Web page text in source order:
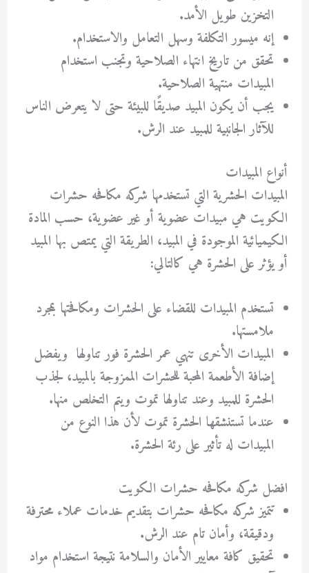
التخزين طويل الأمد.
إنه ميسور التكلفة وسهل التعامل والاستخدام.
تحقق من تاريخ انتهاء الصلاحية وتجنب استخدام
المبيدات منتهية الصلاحية.
يجب أن يكون المبيد صديقًا للبيئة حتى لا يتعرض الناس
للآثار الجانبية للمبيد عند الرش.
أنواع المبيدات
المبيدات الحشرية التي تستخدمها شركه مكافحه حشرات
الكويت هي مبيدات عضوية أو غير عضوية، حسب المادة
الكيميائية الموجودة في المبيد، الطريقة التي يمتص بها المبيد
أو يؤثر على الحشرة هي كالتالي:
تستخدم المبيدات للقضاء على الحشرات ومكافحتها بمجرد
ملامستها.
المبيدات الأخرى تنهي عمر الحشرة فور تناولها ويفضل
إضافة الأطعمة المحبة للحشرات الممزوجة بالمبيد، لجذب
الحشرة للمبيد وعند تناولها تموت ويتم التخلص منها.
عندما تستنشقها الحشرة تموت لأن هذا النوع من
المبيدات له تأثير على رئة الحشرة.
افضل شركه مكافحه حشرات الكويت
تتميز شركه مكافحه حشرات بتقديم خدمات عملاء محترفة
ودقيقة، وأمان تام عند الرش.
تحقيق كافة معايير الأمان والسلامة نتيجة استخدام مواد